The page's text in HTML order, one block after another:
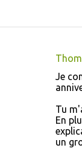
Thom
Je
Tu
En
un